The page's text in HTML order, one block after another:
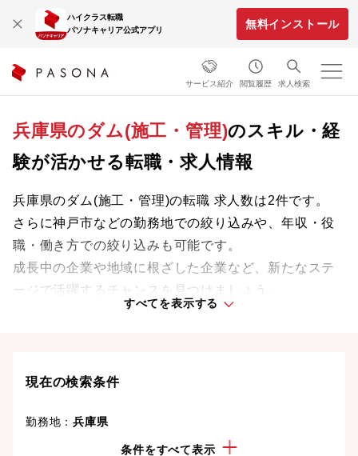
ハイクラス転職
パソナキャリア公式アプリ
無料インストール
サービス紹介 閲覧履歴 求人検索
兵庫県のダム(施工・管理)のスキル・経
験が活かせる転職・求人情報
兵庫県のダム(施工・管理)の転職 求人数は2件です。
さらに神戸市などの勤務地での絞り込みや、年収・役
職・働き方での絞り込みも可能です。
成長中の企業や地域に根ざした企業など、新たなステ
ージで活躍するチャンスを見つけましょう。
兵庫県の転職事情、UIターン情報は
すべてを表示する
現在の検索条件
勤務地：兵庫県
ダム(施工・管理)
条件をすべて表示